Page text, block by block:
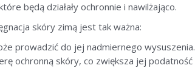
będą działały ochronnie i nawilżająco.
skóry zimą jest tak ważna:
prowadzić do jej nadmiernego wysuszenia.
ochronną skóry, co zwiększa jej podatność